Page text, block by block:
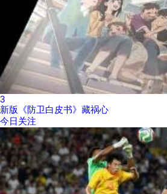
3
新版《防卫白皮书》藏祸心
今日关注